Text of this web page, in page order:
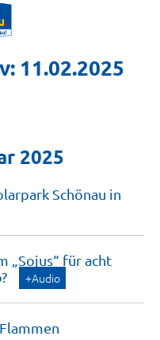
11.02.2025
2025
Schönau in
„Sojus“ für acht
+Audio
Flammen